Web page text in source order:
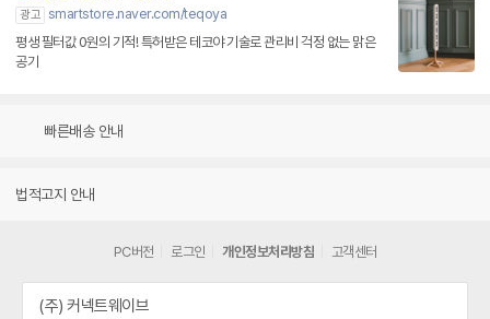
광고 smartstore.naver.com/teqoya
평생 필터값 0원의 기적! 특허받은 테코야 기술로 관리비 걱정 없는 맑은
공기
빠른배송 안내
법적고지 안내
PC버전 로그인 개인정보처리방침 고객센터
(주) 커넥트웨이브